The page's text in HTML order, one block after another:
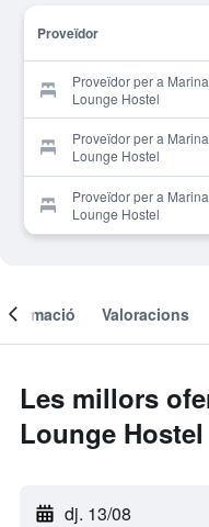
Proveïdor
Proveïdor per a Marina
Lounge Hostel
Proveïdor per a Marina
Lounge Hostel
Proveïdor per a Marina
Lounge Hostel
Valoracions
Les millors
Lounge Hostel
dj. 13/08